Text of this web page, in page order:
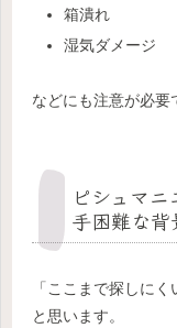
箱潰れ
湿気ダメージ
などにも注意が必要
ピシュマ
手困難な
「ここまで探しに
と思います。